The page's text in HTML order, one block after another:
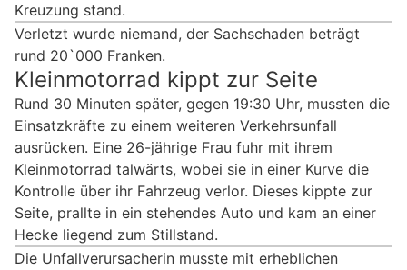
Kreuzung stand.
Verletzt wurde niemand, der Sachschaden beträgt
rund 20`000 Franken.
Kleinmotorrad kippt zur Seite
Rund 30 Minuten später, gegen 19:30 Uhr, mussten die
Einsatzkräfte zu einem weiteren Verkehrsunfall
ausrücken. Eine 26-jährige Frau fuhr mit ihrem
Kleinmotorrad talwärts, wobei sie in einer Kurve die
Kontrolle über ihr Fahrzeug verlor. Dieses kippte zur
Seite, prallte in ein stehendes Auto und kam an einer
Hecke liegend zum Stillstand.
Die Unfallverursacherin musste mit erheblichen